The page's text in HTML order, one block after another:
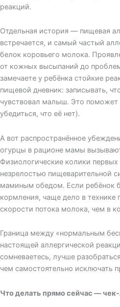
реакций.
Отдельная история — пищевая
встречается, и самый частый
белок коровьего молока.
от кожных высыпаний до
замечаете у ребёнка стойкие
пищевой дневник: записывать,
чувствовал малыш. Это поможет
убедиться, что её нет).
А вот распространённое
огурцы в рационе мамы
Физиологические колики первых
незрелостью пищеварительной
маминым обедом. Если ребёнок
кормления, чаще дело в технике
скорости потока молока, чем в
Граница между «нормальным
настоящей аллергической
сомневаетесь, лучше
чем самостоятельно исключать
Что делать прямо сейчас —